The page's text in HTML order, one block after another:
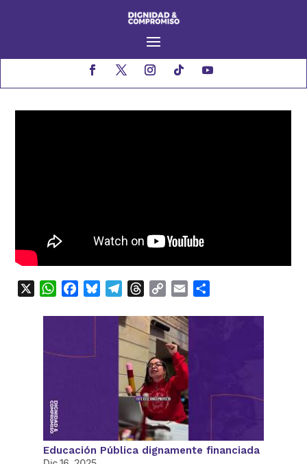
WhatsApp
FacebookBlueskyTelegramThreads
Copy Email
Educación Pública dignamente financiada